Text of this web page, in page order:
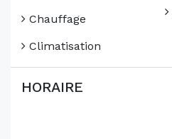
Chauffage
Climatisation
HORAIRE